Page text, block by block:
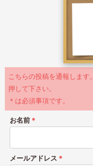
こちらの投稿を通報しま
押して下さい。
＊は必須事項です。
お名前 ＊
メールアドレス ＊